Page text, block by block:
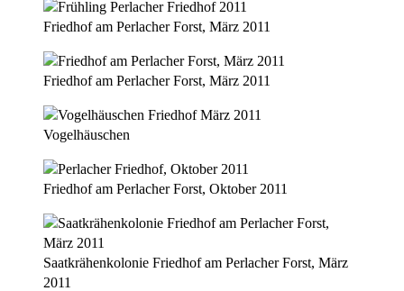
Friedhof am Perlacher Forst, März 2011
Friedhof am Perlacher Forst, März 2011
Vogelhäuschen
Friedhof am Perlacher Forst, Oktober 2011
Saatkrähenkolonie Friedhof am Perlacher Forst, März
2011